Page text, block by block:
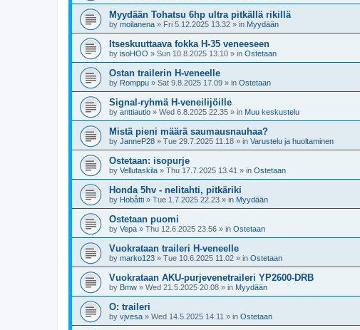
Myydään Tohatsu 6hp ultra pitkällä rikillä
by moilanena » Fri 5.12.2025 13.32 » in Myydään
Itseskuuttaava fokka H-35 veneeseen
by isoHOO » Sun 10.8.2025 13.10 » in Ostetaan
Ostan trailerin H-veneelle
by Romppu » Sat 9.8.2025 17.09 » in Ostetaan
Signal-ryhmä H-veneilijöille
by anttiautio » Wed 6.8.2025 22.35 » in Muu keskustelu
Mistä pieni määrä saumausnauhaa?
by JanneP28 » Tue 29.7.2025 11.18 » in Varustelu ja huoltaminen
Ostetaan: isopurje
by Vellutaskila » Thu 17.7.2025 13.41 » in Ostetaan
Honda 5hv - nelitahti, pitkäriki
by Hobåtti » Tue 1.7.2025 22.23 » in Myydään
Ostetaan puomi
by Vepa » Thu 12.6.2025 23.56 » in Ostetaan
Vuokrataan traileri H-veneelle
by marko123 » Tue 10.6.2025 11.02 » in Ostetaan
Vuokrataan AKU-purjevenetraileri YP2600-DRB
by Bmw » Wed 21.5.2025 20.08 » in Myydään
O: traileri
by vjvesa » Wed 14.5.2025 14.11 » in Ostetaan